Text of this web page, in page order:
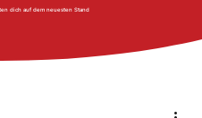
dich auf dem neuesten Stand